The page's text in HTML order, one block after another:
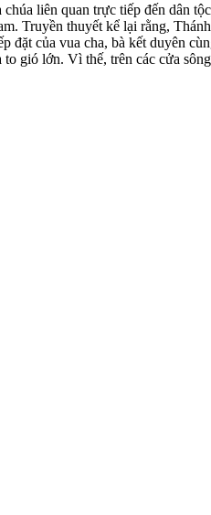
liên quan trực tiếp đến dân
Truyền thuyết kể lại rằng,
của vua cha, bà kết duyên
gió lớn. Vì thế, trên các cửa